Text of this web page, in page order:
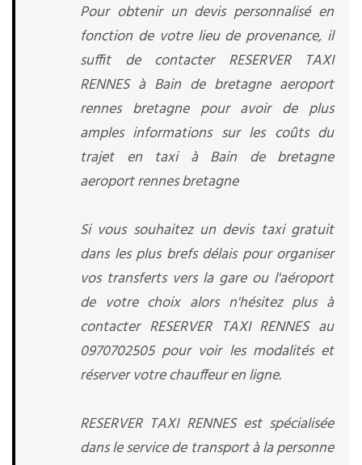
Pour obtenir un devis personnalisé en
fonction de votre lieu de provenance, il
suffit de contacter RESERVER TAXI
RENNES à Bain de bretagne aeroport
rennes bretagne pour avoir de plus
amples informations sur les coûts du
trajet en taxi à Bain de bretagne
aeroport rennes bretagne
Si vous souhaitez un devis taxi gratuit
dans les plus brefs délais pour organiser
vos transferts vers la gare ou l'aéroport
de votre choix alors n'hésitez plus à
contacter RESERVER TAXI RENNES au
0970702505 pour voir les modalités et
réserver votre chauffeur en ligne.
RESERVER TAXI RENNES est spécialisée
dans le service de transport à la personne